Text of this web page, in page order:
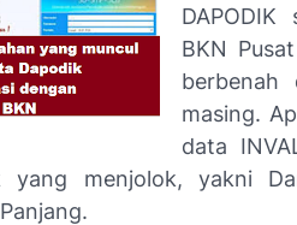
BKN
berbenah
masing.
data
yang menjolok, yakni